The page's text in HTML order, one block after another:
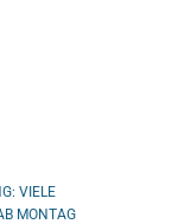
VIELE
MONTAG